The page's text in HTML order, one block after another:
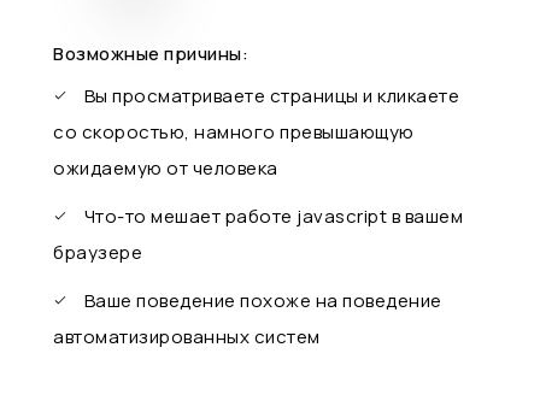
Возможные причины:
Вы просматриваете страницы и кликаете
со скоростью, намного превышающую
ожидаемую от человека
Что-то мешает работе javascript в вашем
браузере
Ваше поведение похоже на поведение
автоматизированных систем